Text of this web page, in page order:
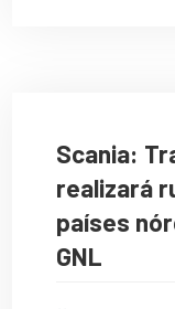
Scania:
realizará
países
GNL